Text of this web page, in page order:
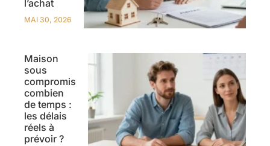
l’achat
MAI 30, 2026
Maison
sous
compromis
combien
de temps :
les délais
réels à
prévoir ?